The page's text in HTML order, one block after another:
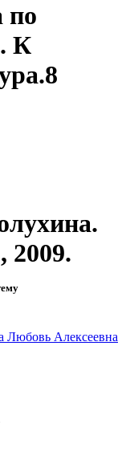
по
К
2009.
Любовь Алексеевна